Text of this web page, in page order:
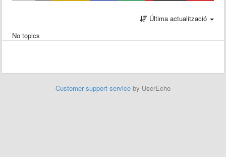
Última actualització
No topics
Customer support service by UserEcho